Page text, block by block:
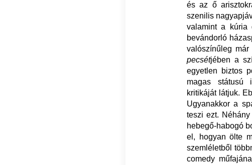
és az ő
szenilis
valamint a kúria
bevándorló
valószínűleg
pecsétjében a
egyetlen biztos
magas státusú
kritikáját látjuk.
Ugyanakkor a
teszi ezt.
hebegő-habogó
el, hogyan ölte
szemléletből
comedy